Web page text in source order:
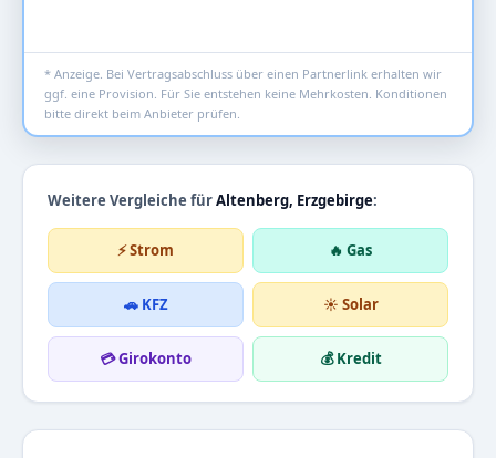
* Anzeige. Bei Vertragsabschluss über einen Partnerlink erhalten wir
ggf. eine Provision. Für Sie entstehen keine Mehrkosten. Konditionen
bitte direkt beim Anbieter prüfen.
Weitere Vergleiche fürAltenberg, Erzgebirge:
⚡ Strom 🔥 Gas
🚗 KFZ ☀️ Solar
💳 Girokonto 💰 Kredit